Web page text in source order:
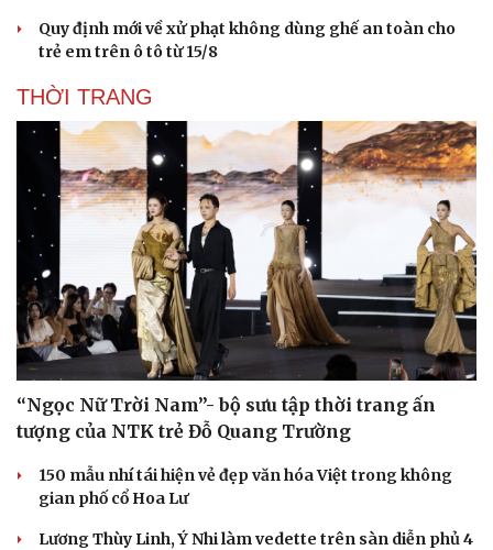
Sức khỏe
Dinh dưỡng - món ngon
Cây thuốc
Sản phụ khoa
Nhi khoa
Nam khoa
Làm đẹp - giảm cân
Phòng mạch online
Ăn sạch sống khỏe
Đời sống
Nhà đẹp
Blog
Tình yêu - Gia đình
Quy định mới về xử phạt không dùng ghế an toàn cho
trẻ em trên ô tô từ 15/8
THỜI TRANG
“Ngọc Nữ Trời Nam”- bộ sưu tập thời trang ấn
tượng của NTK trẻ Đỗ Quang Trường
150 mẫu nhí tái hiện vẻ đẹp văn hóa Việt trong không
gian phố cổ Hoa Lư
Lương Thùy Linh, Ý Nhi làm vedette trên sàn diễn phủ 4